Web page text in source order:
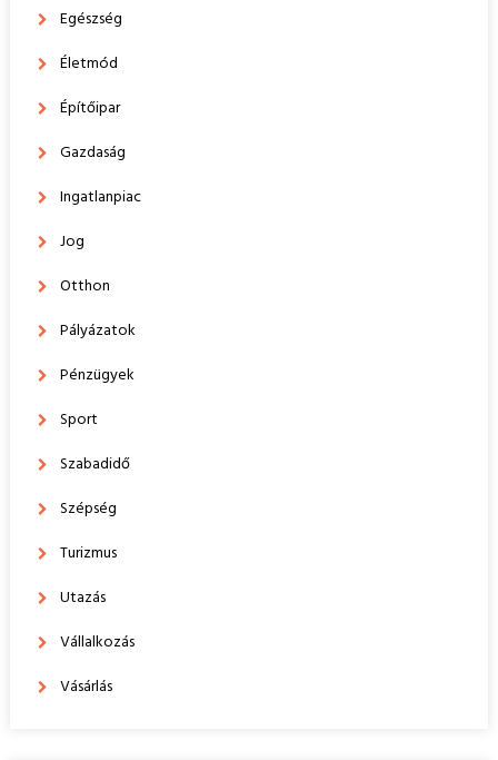
Egészség
Életmód
Építőipar
Gazdaság
Ingatlanpiac
Jog
Otthon
Pályázatok
Pénzügyek
Sport
Szabadidő
Szépség
Turizmus
Utazás
Vállalkozás
Vásárlás